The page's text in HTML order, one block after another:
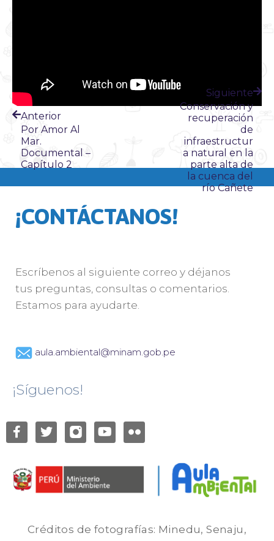
Anterior
Por Amor Al
Mar.
Documental –
Capítulo 2
Siguiente
Conservación y
recuperación
de
infraestructur
a natural en la
parte alta de
la cuenca del
río Cañete
¡CONTÁCTANOS!
Escríbenos al siguiente correo y déjanos
tus preguntas, consultas o comentarios.
Estamos para ayudarte.
aula.ambiental@minam.gob.pe
¡Síguenos!
Créditos de fotografías: Minedu, Senaju,